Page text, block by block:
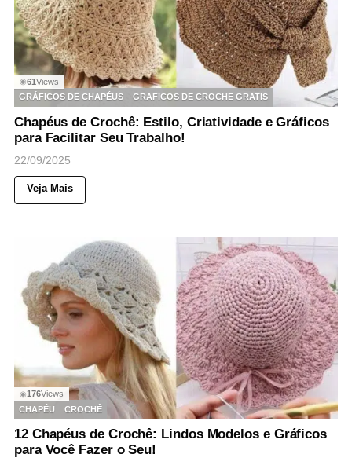
◉61Views
GRÁFICOS DE CHAPÉUS
GRAFICOS DE CROCHE GRATIS
Chapéus de Crochê: Estilo, Criatividade e Gráficos
para Facilitar Seu Trabalho!
22/09/2025
Veja Mais
◉176Views
CHAPÉU
CROCHÊ
12 Chapéus de Crochê: Lindos Modelos e Gráficos
para Você Fazer o Seu!